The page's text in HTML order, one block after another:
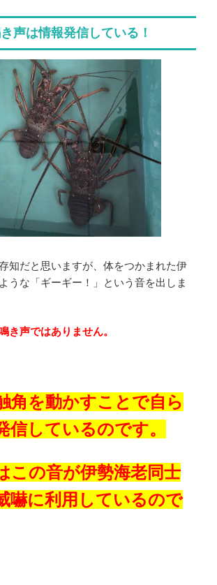
声は情報発信している！
知だと思いますが、体をつかまれた伊
うな「ギーギー！」という音を出しま
き声ではありません。
角を動かすことで自ら
信しているのです。
この音が伊勢海老同士
嚇に利用しているので